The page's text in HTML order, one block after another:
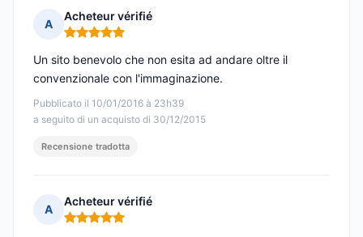
A
Acheteur vérifié
Nota: 5 su 5
Pubblicato il 10/01/2016 à 23h39
a seguito di un acquisto di 30/12/2015
Un sito benevolo che non esita ad andare oltre il
convenzionale con l'immaginazione.
Recensione tradotta
A
Acheteur vérifié
Nota: 5 su 5